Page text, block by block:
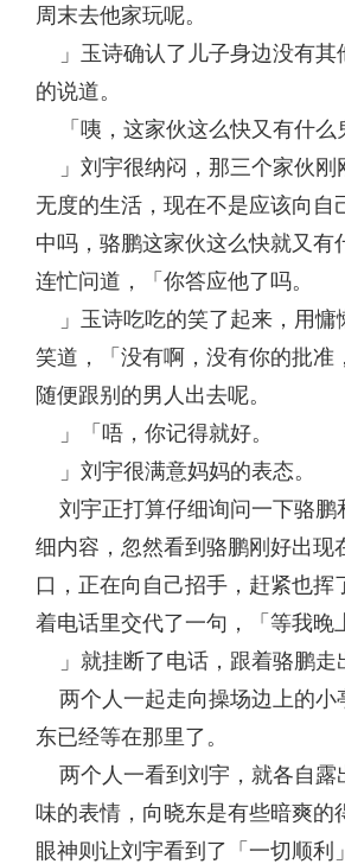
周末去他家玩呢。
」玉诗确认了儿子身边没有其
的说道。
「咦，这家伙这么快又有什么
」刘宇很纳闷，那三个家伙刚
无度的生活，现在不是应该向自
中吗，骆鹏这家伙这么快就又有
连忙问道，「你答应他了吗。
」玉诗吃吃的笑了起来，用慵
笑道，「没有啊，没有你的批准
随便跟别的男人出去呢。
」「唔，你记得就好。
」刘宇很满意妈妈的表态。
刘宇正打算仔细询问一下骆鹏
细内容，忽然看到骆鹏刚好出现
口，正在向自己招手，赶紧也挥
着电话里交代了一句，「等我晚
」就挂断了电话，跟着骆鹏走
两个人一起走向操场边上的小
东已经等在那里了。
两个人一看到刘宇，就各自露
味的表情，向晓东是有些暗爽的
眼神则让刘宇看到了「一切顺利